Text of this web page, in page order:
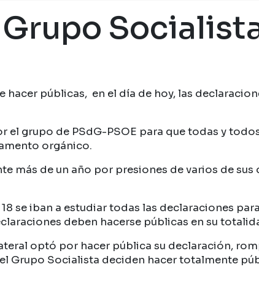
públicas, en el día de hoy, las
el grupo de PSdG-PSOE para que todas y
orgánico.
más de un año por presiones de varios de
se iban a estudiar todas las declaraciones
deben hacerse públicas en su
optó por hacer pública su declaración,
Grupo Socialista deciden hacer totalmente